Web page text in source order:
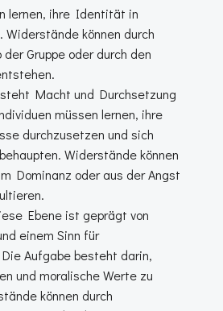
lernen, ihre Identität in
Widerstände können durch
Gruppe oder durch den
Macht und Durchsetzung
müssen lernen, ihre
durchzusetzen und sich
Widerstände können
Dominanz oder aus der Angst
Ebene ist geprägt von
einem Sinn für
Aufgabe besteht darin,
und moralische Werte zu
können durch